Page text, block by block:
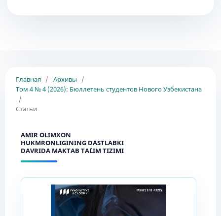
Главная / Архивы
/
Том 4 № 4 (2026): Бюллетень студентов Нового Узбекистана
/
Статьи
AMIR OLIMXON
HUKMRONLIGINING DASTLABKI
DAVRIDA MAKTAB TA`LIM TIZIMI